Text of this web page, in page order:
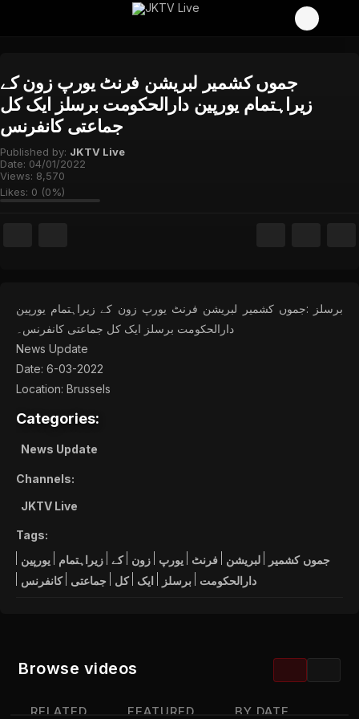
جموں کشمیر لبریشن فرنٹ یورپ زون کے
زیراہتمام یورپین دارالحکومت برسلز ایک کل
جماعتی کانفرنس
Published by: JKTV Live
Date: 04/01/2022
Views: 8,570
Likes: 0 (0%)
برسلز :جموں کشمیر لبریشن فرنٹ یورپ زون کے زیراہتمام یورپین
دارالحکومت برسلز ایک کل جماعتی کانفرنس۔
News Update
Date: 6-03-2022
Location: Brussels
Categories:
News Update
Channels:
JKTV Live
Tags:
جموں کشمیر لبریشن فرنٹ یورپ زون کے زیراہتمام
یورپین
دارالحکومت
برسلز ایک کل جماعتی کانفرنس
Browse videos
RELATED FEATURED BY DATE